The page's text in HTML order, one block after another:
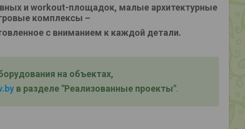
и workout-площадок, малые архитектурные
комплексы –
с вниманием к каждой детали.
на объектах,
в разделе "Реализованные проекты".